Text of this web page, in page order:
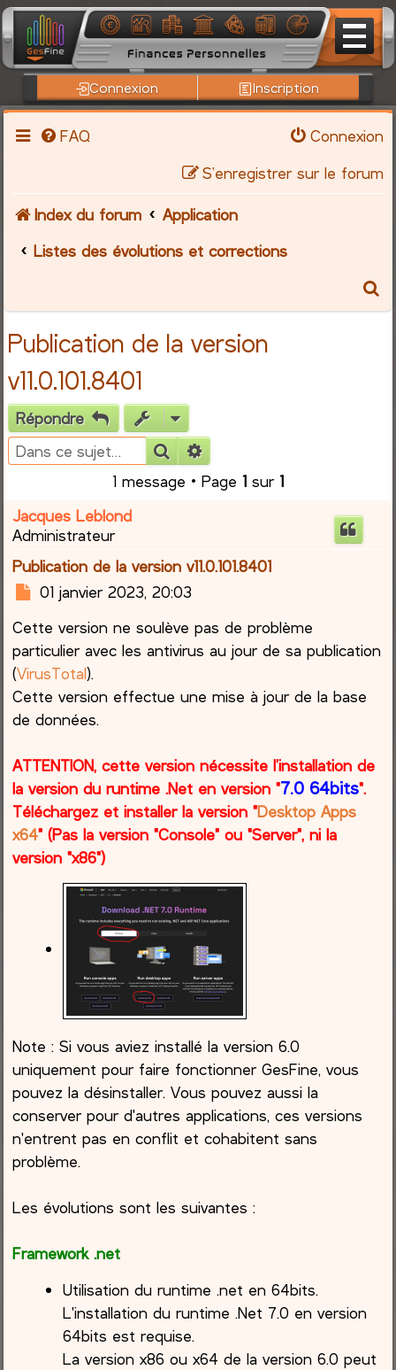
Connexion Inscription
FAQ
Connexion
S’enregistrer sur le forum
Index du forum
Application
Listes des évolutions et corrections
Publication de la version
v11.0.101.8401
Répondre
Rechercher
1 message • Page 1 sur 1
Jacques Leblond
Administrateur
Publication de la version v11.0.101.8401
M
s
s
a
g
e
01 janvier 2023, 20:03
Cette version ne soulève pas de problème
particulier avec les antivirus au jour de sa publication
(VirusTotal).
Cette version effectue une mise à jour de la base
de données.
ATTENTION, cette version nécessite l’installation de
la version du runtime .Net en version "7.0 64bits".
Téléchargez et installer la version "Desktop Apps
x64" (Pas la version "Console" ou "Server", ni la
version "x86")
Note : Si vous aviez installé la version 6.0
uniquement pour faire fonctionner GesFine, vous
pouvez la désinstaller. Vous pouvez aussi la
conserver pour d'autres applications, ces versions
n'entrent pas en conflit et cohabitent sans
problème.
Les évolutions sont les suivantes :
Framework .net
Utilisation du runtime .net en 64bits.
L'installation du runtime .Net 7.0 en version
64bits est requise.
La version x86 ou x64 de la version 6.0 peut